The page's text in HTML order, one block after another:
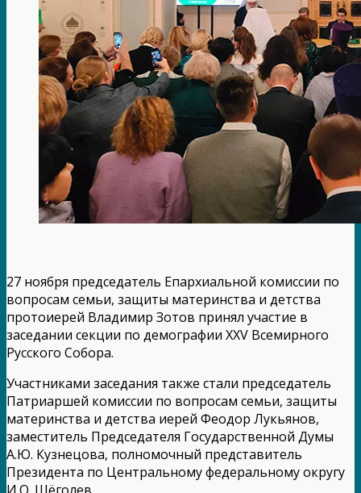
27 ноября председатель Епархиальной комиссии по
вопросам семьи, защиты материнства и детства
протоиерей Владимир Зотов принял участие в
заседании секции по демографии XXV Всемирного
Русского Собора.
Участниками заседания также стали председатель
Патриаршей комиссии по вопросам семьи, защиты
материнства и детства иерей Феодор Лукьянов,
заместитель Председателя Государственной Думы
А.Ю. Кузнецова, полномочный представитель
Президента по Центральному федеральному округу